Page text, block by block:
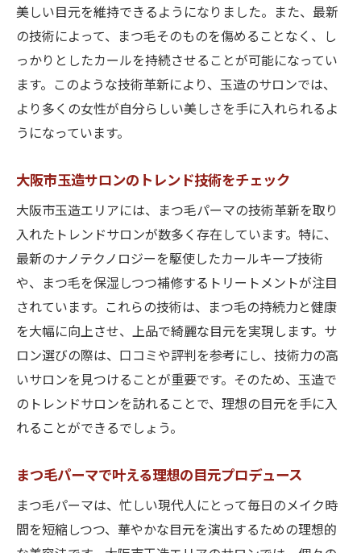
美しい目元を維持できるようになりました。また、最新
の技術によって、まつ毛そのものを傷めることなく、し
っかりとしたカールを持続させることが可能になってい
ます。このような技術革新により、玉造のサロンでは、
より多くの女性が自分らしい美しさを手に入れられるよ
うになっています。
大阪市玉造サロンのトレンド技術をチェック
大阪市玉造エリアには、まつ毛パーマの技術革新を取り
入れたトレンドサロンが数多く存在しています。特に、
最新のナノテクノロジーを駆使したカールキープ技術
や、まつ毛を保湿しつつ補修するトリートメントが注目
されています。これらの技術は、まつ毛の持続力と健康
を大幅に向上させ、上品で綺麗な目元を実現します。サ
ロン選びの際は、口コミや評判を参考にし、技術力の高
いサロンを見つけることが重要です。そのため、玉造で
のトレンドサロンを訪れることで、理想の目元を手に入
れることができるでしょう。
まつ毛パーマで叶える理想の目元プロデュース
まつ毛パーマは、忙しい現代人にとって毎日のメイク時
間を短縮しつつ、華やかな目元を演出するための理想的